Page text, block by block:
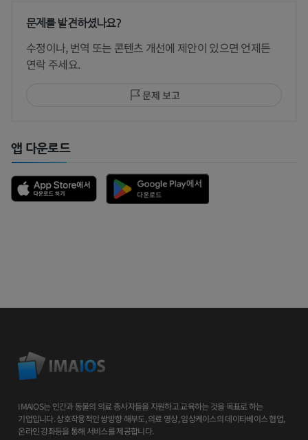
문제를 발견하셨나요?
수정이나, 번역 또는 콘텐츠 개선에 제안이 있으면 언제든
연락 주세요.
문제 보고
앱 다운로드
IMAIOS는 인간과 동물의 의료 종사자들을 지원하고 교육하는 것을 목표로 하는
기업입니다. 상호작용적인 쌍방향 해부도, 의료 영상, 임상케이스의 데이타베이스 협업,
온라인 강좌등을 통해 서비스를 제공합니다.